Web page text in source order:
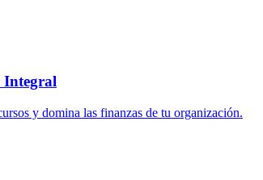
Integral
y domina las finanzas de tu organización.